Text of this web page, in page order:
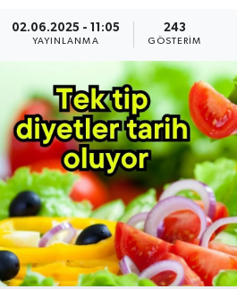
02.06.2025 - 11:05
YAYINLANMA
243
GÖSTERIM